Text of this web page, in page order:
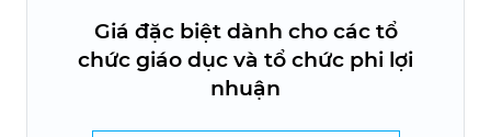
Giá đặc biệt dành cho các tổ
chức giáo dục và tổ chức phi lợi
nhuận